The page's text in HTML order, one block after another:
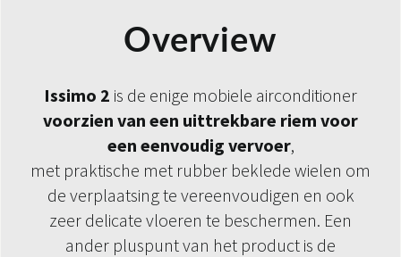
Overview
Issimo 2 is de enige mobiele airconditioner
voorzien van een uittrekbare riem voor
een eenvoudig vervoer,
met praktische met rubber beklede wielen om
de verplaatsing te vereenvoudigen en ook
zeer delicate vloeren te beschermen. Een
ander pluspunt van het product is de